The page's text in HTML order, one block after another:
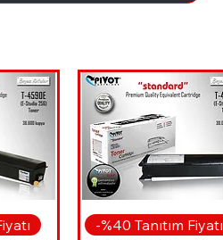
Hızlı Bakış
-%40 Tanıtım Fiyatı